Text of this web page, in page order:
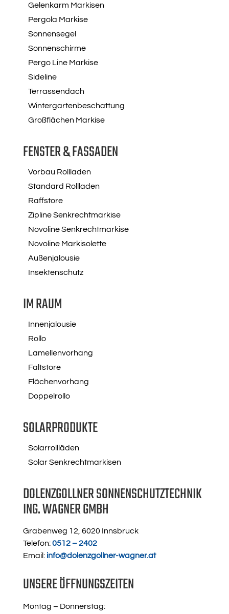
Gelenkarm Markisen
Pergola Markise
Sonnensegel
Sonnenschirme
Pergo Line Markise
Sideline
Terrassendach
Wintergartenbeschattung
Großflächen Markise
FENSTER & FASSADEN
Vorbau Rollladen
Standard Rollladen
Raffstore
Zipline Senkrechtmarkise
Novoline Senkrechtmarkise
Novoline Markisolette
Außenjalousie
Insektenschutz
IM RAUM
Innenjalousie
Rollo
Lamellenvorhang
Faltstore
Flächenvorhang
Doppelrollo
SOLARPRODUKTE
Solarrollläden
Solar Senkrechtmarkisen
DOLENZGOLLNER SONNENSCHUTZTECHNIK
ING. WAGNER GMBH
Grabenweg 12, 6020 Innsbruck
Telefon:0512 – 2402
Email: info@dolenzgollner-wagner.at
UNSERE ÖFFNUNGSZEITEN
Montag – Donnerstag: